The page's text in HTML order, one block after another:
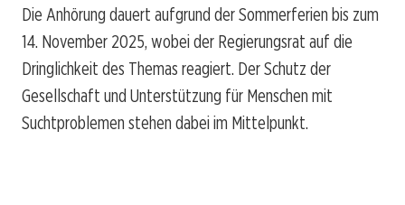
Die Anhörung dauert aufgrund der Sommerferien bis zum
14. November 2025, wobei der Regierungsrat auf die
Dringlichkeit des Themas reagiert. Der Schutz der
Gesellschaft und Unterstützung für Menschen mit
Suchtproblemen stehen dabei im Mittelpunkt.